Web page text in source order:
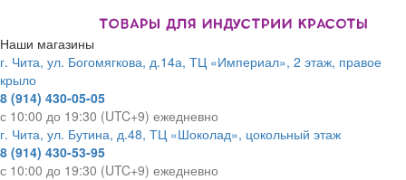
Наши магазины
г. Чита, ул. Богомягкова, д.14а, ТЦ «Империал», 2 этаж, правое
крыло
8 (914) 430-05-05
с 10:00 до 19:30 (UTC+9) ежедневно
г. Чита, ул. Бутина, д.48, ТЦ «Шоколад», цокольный этаж
8 (914) 430-53-95
с 10:00 до 19:30 (UTC+9) ежедневно